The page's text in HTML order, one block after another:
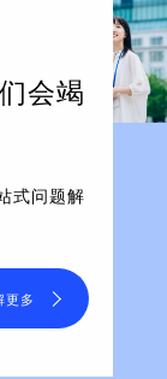
会竭
式问题解
更多